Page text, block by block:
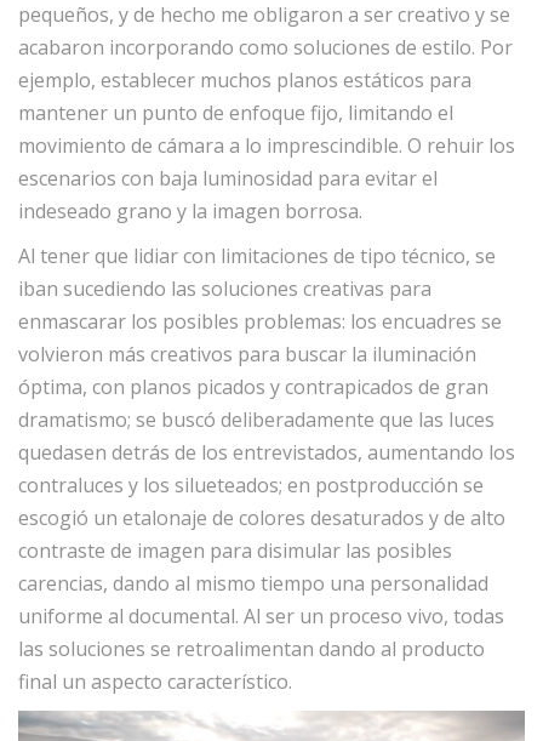
pequeños, y de hecho me obligaron a ser creativo y se
acabaron incorporando como soluciones de estilo. Por
ejemplo, establecer muchos planos estáticos para
mantener un punto de enfoque fijo, limitando el
movimiento de cámara a lo imprescindible. O rehuir los
escenarios con baja luminosidad para evitar el
indeseado grano y la imagen borrosa.
Al tener que lidiar con limitaciones de tipo técnico, se
iban sucediendo las soluciones creativas para
enmascarar los posibles problemas: los encuadres se
volvieron más creativos para buscar la iluminación
óptima, con planos picados y contrapicados de gran
dramatismo; se buscó deliberadamente que las luces
quedasen detrás de los entrevistados, aumentando los
contraluces y los silueteados; en postproducción se
escogió un etalonaje de colores desaturados y de alto
contraste de imagen para disimular las posibles
carencias, dando al mismo tiempo una personalidad
uniforme al documental. Al ser un proceso vivo, todas
las soluciones se retroalimentan dando al producto
final un aspecto característico.